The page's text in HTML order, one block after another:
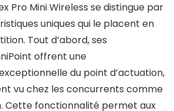
Pro Mini Wireless se distingue par
uniques qui le placent en
Tout d’abord, ses
offrent une
du point d’actuation,
vu chez les concurrents comme
Cette fonctionnalité permet aux